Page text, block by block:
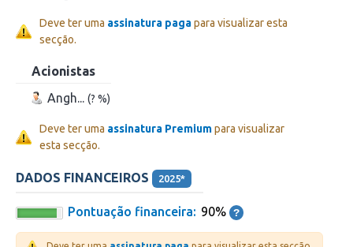
Deve ter uma assinatura pagapara visualizar esta
secção.
Acionistas
Angh... (? %)
Deve ter uma assinatura Premiumpara visualizar
esta secção.
DADOS FINANCEIROS 2025*
Pontuação financeira: 90%